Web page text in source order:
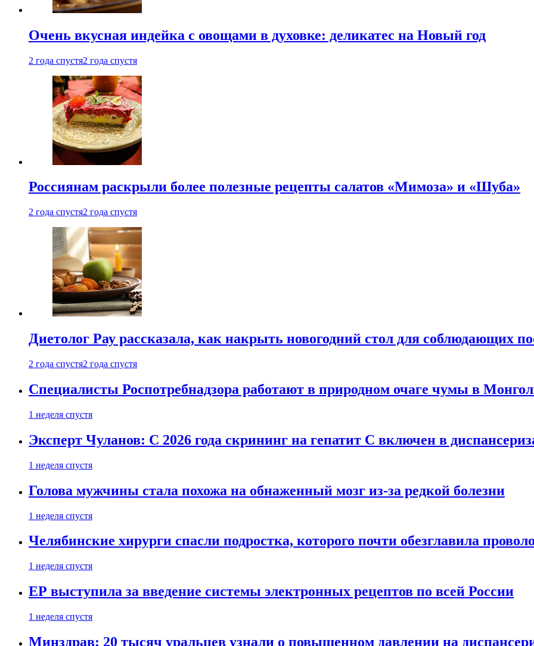
Очень вкусная индейка с овощами в духовке: деликатес на Новый год
2 года спустя2 года спустя
Россиянам раскрыли более полезные рецепты салатов «Мимоза» и «Шуба»
2 года спустя2 года спустя
Диетолог Рау рассказала, как накрыть новогодний стол для соблюдающих
2 года спустя2 года спустя
Специалисты Роспотребнадзора работают в природном очаге чумы в
1 неделя спустя
Эксперт Чуланов: С 2026 года скрининг на гепатит С включен в
1 неделя спустя
Голова мужчины стала похожа на обнаженный мозг из-за редкой болезни
1 неделя спустя
Челябинские хирурги спасли подростка, которого почти обезглавила
1 неделя спустя
ЕР выступила за введение системы электронных рецептов по всей России
1 неделя спустя
Минздрав: 20 тысяч уральцев узнали о повышенном давлении на